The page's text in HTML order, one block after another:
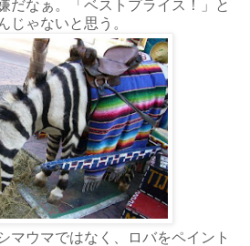
だなぁ。「ベストプライス！」と
じゃないと思う。
マウマではなく、ロバをペイント